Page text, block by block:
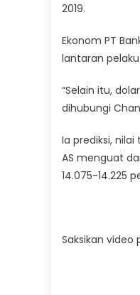
2019.
Ekonom PT
lantaran
“Selain itu,
dihubungi
Ia prediksi,
AS menguat
14.075-14.225
Saksikan video